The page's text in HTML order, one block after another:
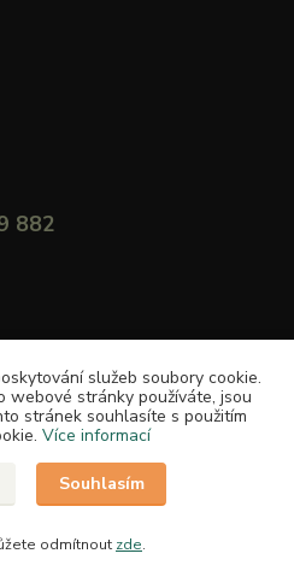
882
sběr cookies.
služeb soubory cookie.
webové stránky používáte, jsou
stránek souhlasíte s použitím
Více informací
Souhlasím
odmítnout zde.